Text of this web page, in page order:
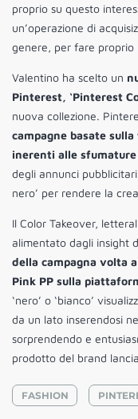
proprio su questo
un’operazione di
genere, per fare proprio
Valentino ha scelto un
Pinterest, ‘Pinterest
nuova collezione.
campagne basate
inerenti alle sfumature
degli annunci
nero’ per rendere la
Il Color Takeover,
alimentato dagli insight
della campagna volta
Pink PP sulla
‘nero’ o ‘bianco’
da un lato inserendosi
sorprendendo e
prodotto del brand
FASHION